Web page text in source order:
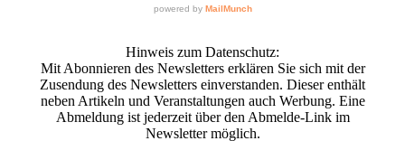
Hinweis zum Datenschutz:
Mit Abonnieren des Newsletters erklären Sie sich mit der
Zusendung des Newsletters einverstanden. Dieser enthält
neben Artikeln und Veranstaltungen auch Werbung. Eine
Abmeldung ist jederzeit über den Abmelde-Link im
Newsletter möglich.